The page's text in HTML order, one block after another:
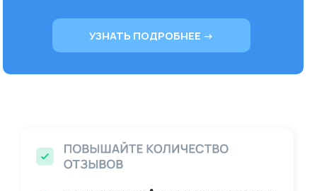
УЗНАТЬ ПОДРОБНЕЕ →